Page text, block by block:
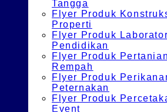
Tangga
Flyer Produk
Properti
Flyer Produk
Pendidikan
Flyer Produk
Rempah
Flyer Produk
Peternakan
Flyer Produk
Event